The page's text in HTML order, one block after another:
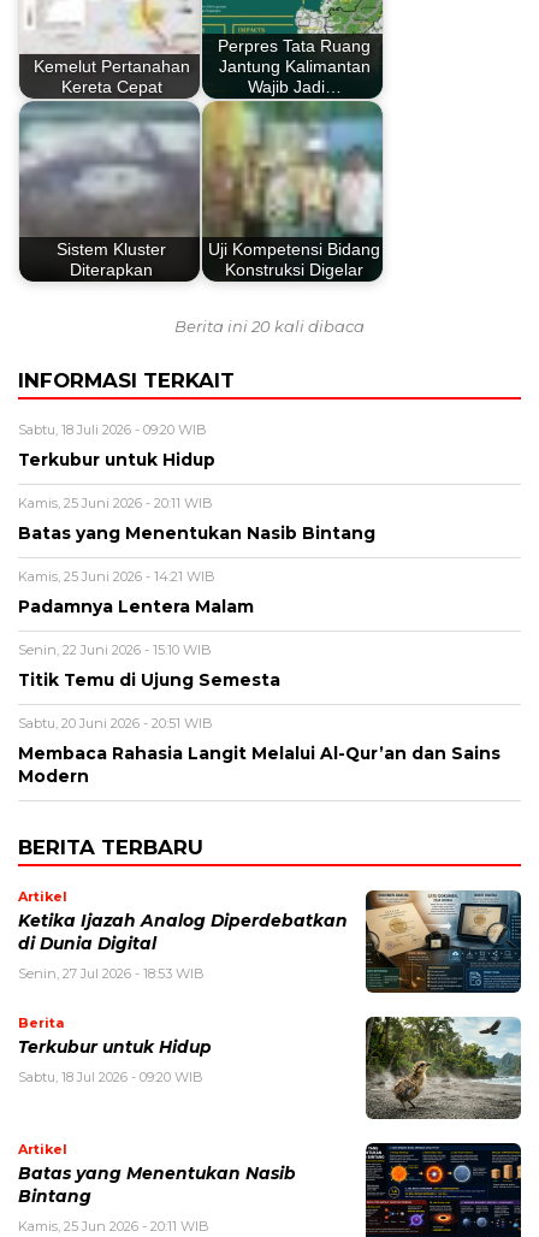
Kemelut Pertanahan
Kereta Cepat
Perpres Tata Ruang
Jantung Kalimantan
Wajib Jadi…
Sistem Kluster
Diterapkan
Uji Kompetensi Bidang
Konstruksi Digelar
Berita ini 20 kali dibaca
INFORMASI TERKAIT
Sabtu, 18 Juli 2026 - 09:20 WIB
Terkubur untuk Hidup
Kamis, 25 Juni 2026 - 20:11 WIB
Batas yang Menentukan Nasib Bintang
Kamis, 25 Juni 2026 - 14:21 WIB
Padamnya Lentera Malam
Senin, 22 Juni 2026 - 15:10 WIB
Titik Temu di Ujung Semesta
Sabtu, 20 Juni 2026 - 20:51 WIB
Membaca Rahasia Langit Melalui Al-Qur’an dan Sains
Modern
BERITA TERBARU
Artikel
Ketika Ijazah Analog Diperdebatkan
di Dunia Digital
Senin, 27 Jul 2026 - 18:53 WIB
Berita
Terkubur untuk Hidup
Sabtu, 18 Jul 2026 - 09:20 WIB
Artikel
Batas yang Menentukan Nasib
Bintang
Kamis, 25 Jun 2026 - 20:11 WIB